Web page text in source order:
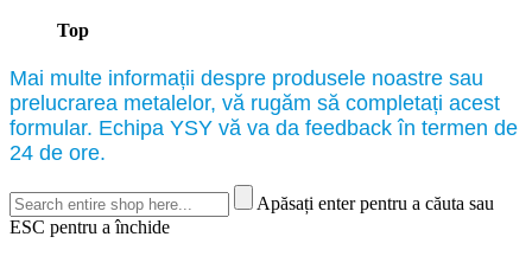
Top
Mai multe informații despre produsele noastre sau
prelucrarea metalelor, vă rugăm să completați acest
formular. Echipa YSY vă va da feedback în termen de
24 de ore.
Apăsați enter pentru a căuta sau
ESC pentru a închide